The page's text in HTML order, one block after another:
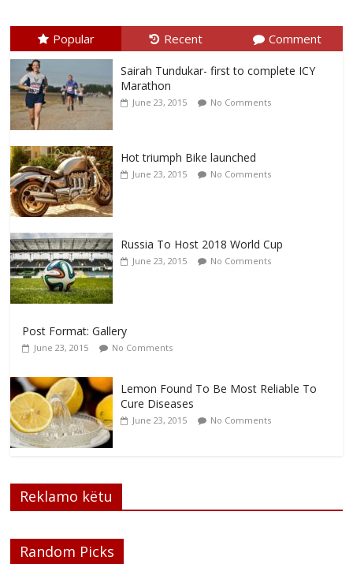
Popular Recent Comment
Sairah Tundukar- first to complete ICY
Marathon
June 23, 2015 No Comments
Hot triumph Bike launched
June 23, 2015 No Comments
Russia To Host 2018 World Cup
June 23, 2015 No Comments
Post Format: Gallery
June 23, 2015 No Comments
Lemon Found To Be Most Reliable To
Cure Diseases
June 23, 2015 No Comments
Reklamo këtu
Random Picks